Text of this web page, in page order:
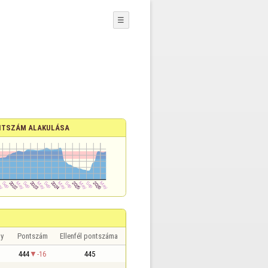
☰
ALAKULÁSA
Pontszám
Ellenfél pontszáma
444
-16
445